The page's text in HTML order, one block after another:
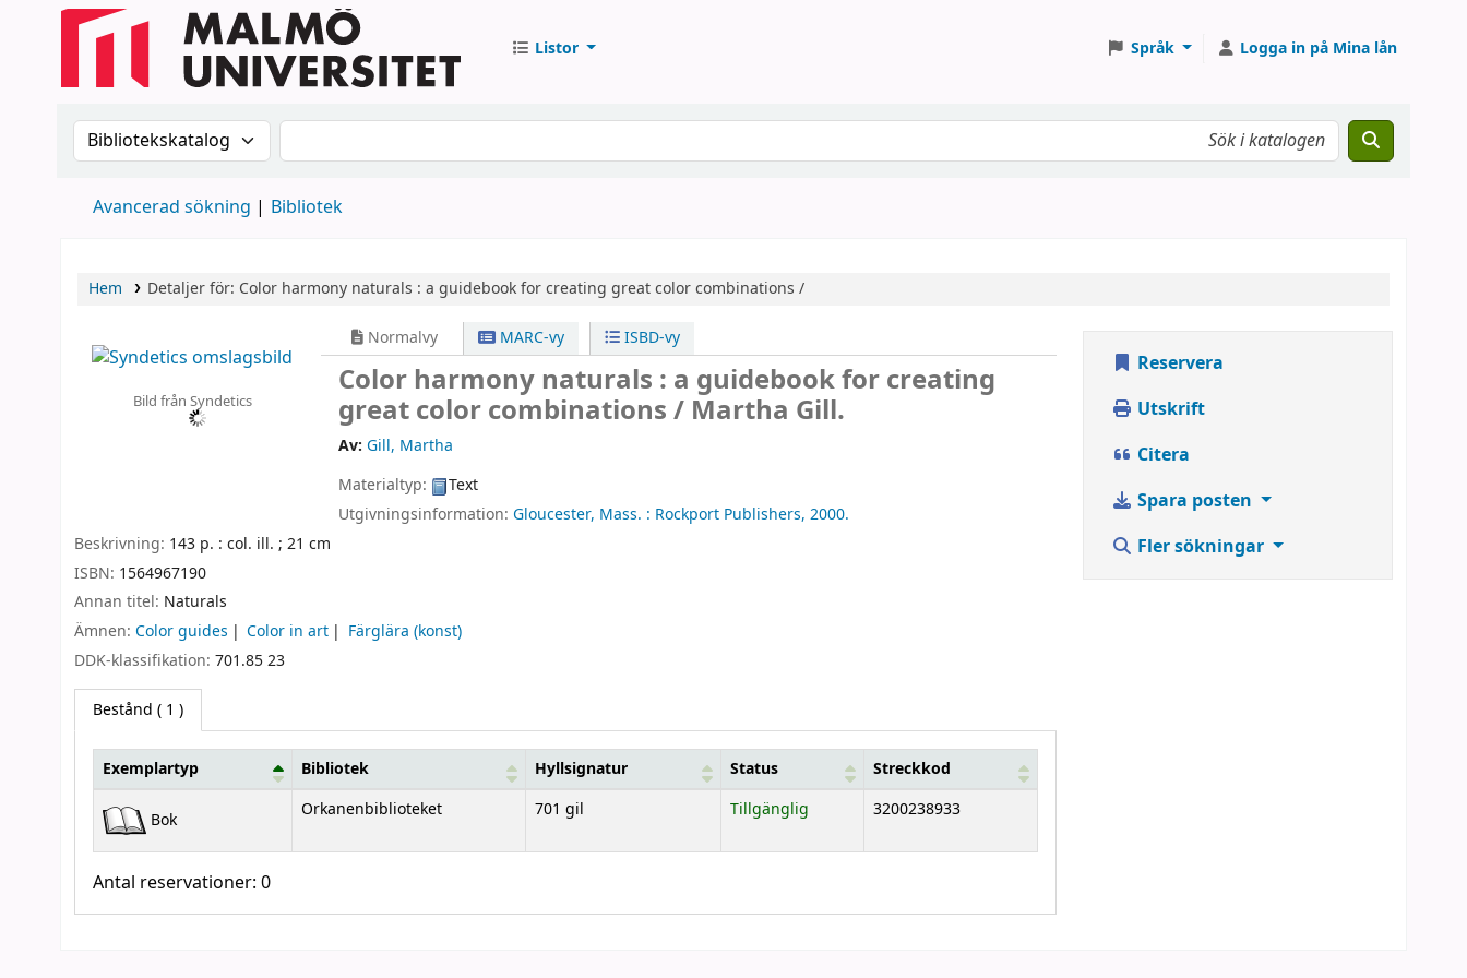
Listor Språk Logga in på Mina lån
Sök i katalogen efter:Sök i katalogen
Avancerad sökning Bibliotek
Hem Detaljer för: Color harmony naturals : a guidebook for creating great color combinations /
Bild från Syndetics
Normalvy MARC-vy ISBD-vy
Color harmony naturals : a guidebook for creating
great color combinations / Martha Gill.
Av: Gill, Martha
Materialtyp:
Text
Utgivningsinformation:Gloucester, Mass. : Rockport Publishers, 2000.
Beskrivning: 143 p. : col. ill. ; 21 cm
ISBN: 1564967190
Annan titel: Naturals
Ämnen: Color guides Color in art
Färglära (konst)
DDK-klassifikation: 701.85 23
Bestånd ( 1 )
Bestånd
Exemplartyp Bibliotek Hyllsignatur Status Streckkod
Bok Orkanenbiblioteket 701 gil Tillgänglig 3200238933
Antal reservationer: 0
Reservera
Utskrift
Citera
Spara posten
Fler sökningar